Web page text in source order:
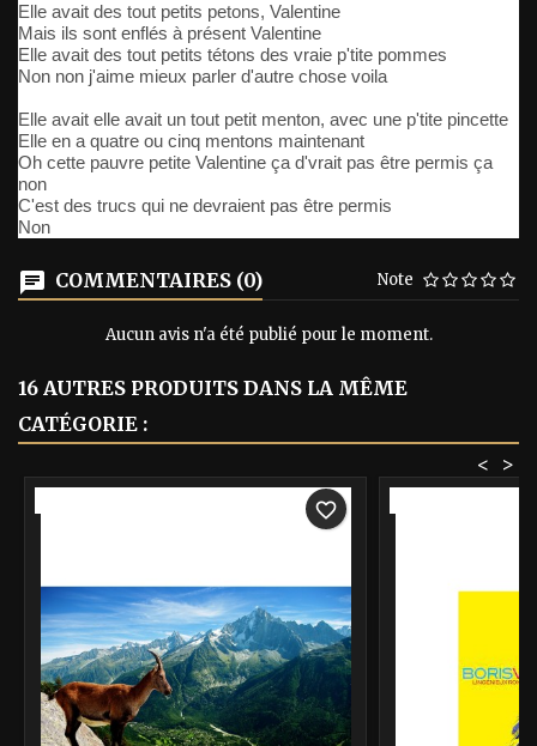
Elle avait des tout petits petons, Valentine
Mais ils sont enflés à présent Valentine
Elle avait des tout petits tétons des vraie p'tite pommes
Non non j'aime mieux parler d'autre chose voila
Elle avait elle avait un tout petit menton, avec une p'tite pincette
Elle en a quatre ou cinq mentons maintenant
Oh cette pauvre petite Valentine ça d'vrait pas être permis ça
non
C'est des trucs qui ne devraient pas être permis
Non
COMMENTAIRES (0) Note
Aucun avis n'a été publié pour le moment.
16 AUTRES PRODUITS DANS LA MÊME
CATÉGORIE :
>
<
favorite_border